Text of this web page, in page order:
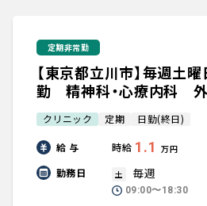
知りたい・聞きたい
医師の転職マニュアル
データで見る医師の平均年収
定期非常勤
【東京都立川市】毎週
勤 精神科・心療内科
クリニック 定期 日勤(終日)
給 与 時給 1.1 万円
勤務日 土 毎週
09:00〜18:30